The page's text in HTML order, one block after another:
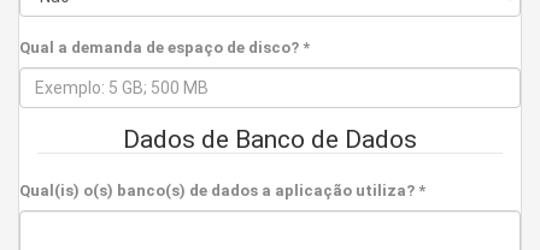
Qual a demanda de espaço de disco? *
Dados de Banco de Dados
Qual(is) o(s) banco(s) de dados a aplicação utiliza? *